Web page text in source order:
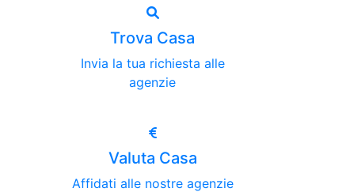
Trova Casa
Invia la tua richiesta alle
agenzie
Valuta Casa
Affidati alle nostre agenzie